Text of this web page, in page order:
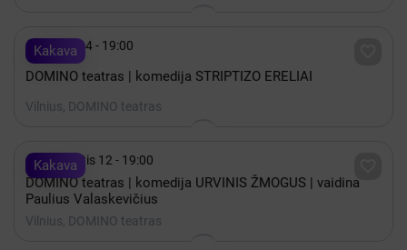
Kakava
 Spalis 14 - 19:00
DOMINO teatras | komedija STRIPTIZO ERELIAI
Vilnius, DOMINO teatras
Kakava
 Rugpjūtis 12 - 19:00
DOMINO teatras | komedija URVINIS ŽMOGUS | vaidina
Paulius Valaskevičius
Vilnius, DOMINO teatras